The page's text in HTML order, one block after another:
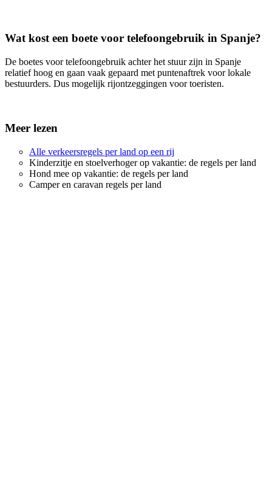
Wat kost een boete voor telefoongebruik in Spanje?
De boetes voor telefoongebruik achter het stuur zijn in Spanje
relatief hoog en gaan vaak gepaard met puntenaftrek voor lokale
bestuurders. Dus mogelijk rijontzeggingen voor toeristen.
Meer lezen
Alle verkeersregels per land op een rij
Kinderzitje en stoelverhoger op vakantie: de regels per land
Hond mee op vakantie: de regels per land
Camper en caravan regels per land